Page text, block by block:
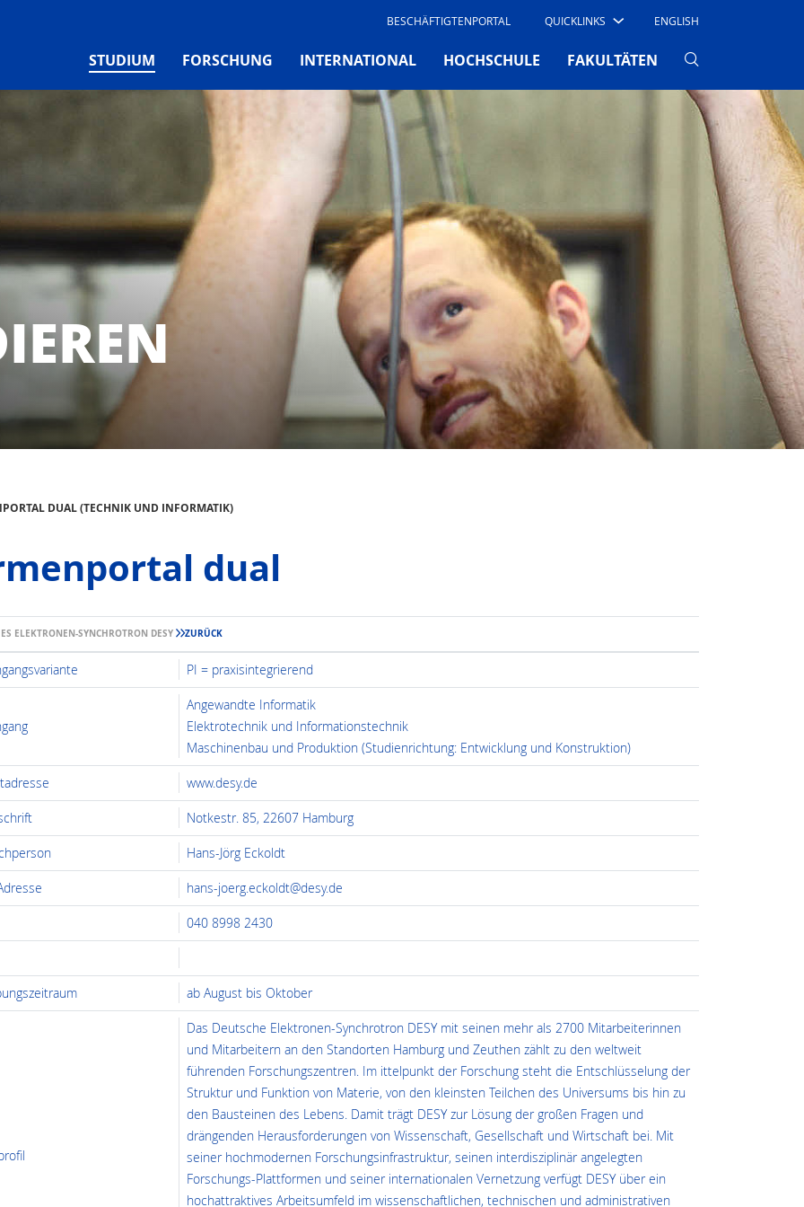
BESCHÄFTIGTENPORTAL QUICKLINKS ENGLISH
STUDIUM (CURRENT)
FORSCHUNG INTERNATIONAL HOCHSCHULE FAKULTÄTEN
DUAL (TECHNIK UND INFORMATIK)
dual
ELEKTRONEN-SYNCHROTRON DESY ZURÜCK
PI = praxisintegrierend
Angewandte Informatik
Elektrotechnik und Informationstechnik
Maschinenbau und Produktion (Studienrichtung: Entwicklung und Konstruktion)
www.desy.de
Notkestr. 85, 22607 Hamburg
Hans-Jörg Eckoldt
hans-joerg.eckoldt@desy.de
040 8998 2430
ab August bis Oktober
Das Deutsche Elektronen-Synchrotron DESY mit seinen mehr als 2700 Mitarbeiterinnen
und Mitarbeitern an den Standorten Hamburg und Zeuthen zählt zu den weltweit
führenden Forschungszentren. Im ittelpunkt der Forschung steht die Entschlüsselung der
Struktur und Funktion von Materie, von den kleinsten Teilchen des Universums bis hin zu
den Bausteinen des Lebens. Damit trägt DESY zur Lösung der großen Fragen und
drängenden Herausforderungen von Wissenschaft, Gesellschaft und Wirtschaft bei. Mit
seiner hochmodernen Forschungsinfrastruktur, seinen interdisziplinär angelegten
Forschungs-Plattformen und seiner internationalen Vernetzung verfügt DESY über ein
hochattraktives Arbeitsumfeld im wissenschaftlichen, technischen und administrativen